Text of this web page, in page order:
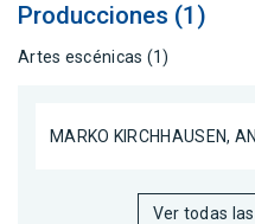
Producciones (1)
Artes escénicas (1)
MARKO KIRCHHAUSEN,
Ver todas